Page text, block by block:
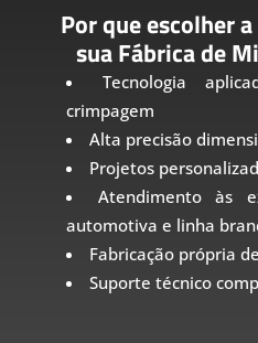
Por que escolher
sua Fábrica de
Tecnologia
crimpagem
Alta precisão
Projetos
Atendimento às
automotiva e linha
Fabricação própria
Suporte técnico